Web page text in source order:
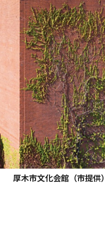
厚木市文化会館（市提供）